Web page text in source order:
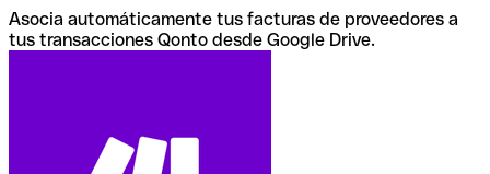
Asocia automáticamente tus facturas de proveedores a
tus transacciones Qonto desde Google Drive.